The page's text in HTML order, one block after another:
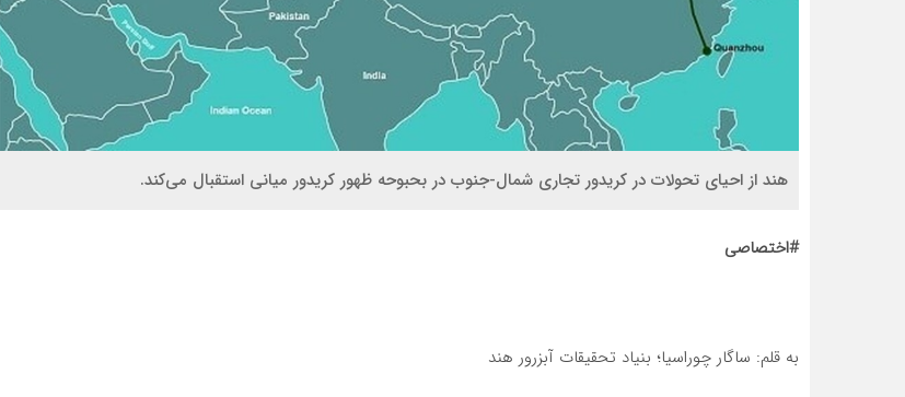
هند از احیای تحولات در کریدور تجاری شمال-جنوب در بحبوحه ظهور کریدور میانی استقبال می‌کند.
#اختصاصی
به قلم: ساگار چوراسیا؛ بنیاد تحقیقات آبزرور هند